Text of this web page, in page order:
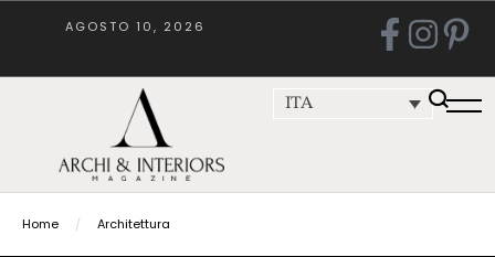
AGOSTO 10, 2026
ITA
Home / Architettura